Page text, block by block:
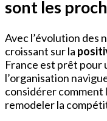
sont les
Avec l’évolution des
croissant sur la
France est prêt pour
l’organisation
considérer comment
remodeler la